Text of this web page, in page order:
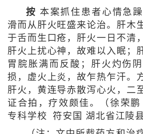
按 本案抓住患者心情急
滑而从肝火旺盛来论治。肝木
于舌而生口疮，肝火一日不清
肝火上扰心神，故难以入眠；
胃脘胀满而反酸；肝火灼伤
损，虚火上炎，故乍热乍汗。
肝火，黄连导赤散泻心火，二
证合拍，疗效颇佳。（徐荣
专科学校 符安国 湖北省江陵